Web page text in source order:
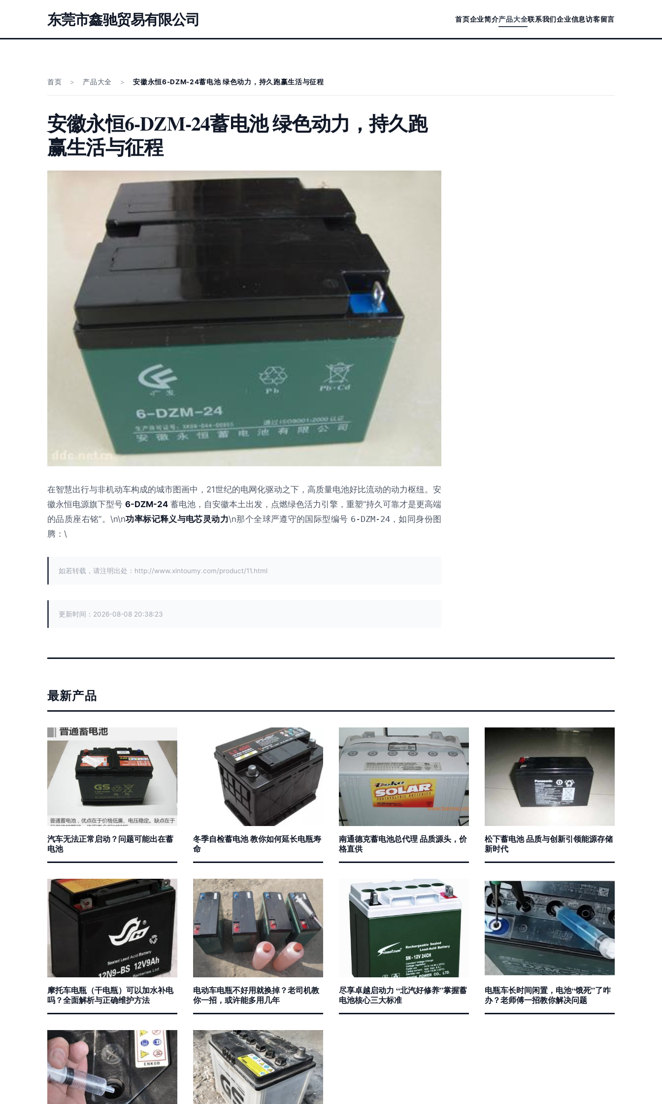
东莞市鑫驰贸易有限公司 首页企业简介产品大全联系我们企业信息访客留言
首页 > 产品大全 > 安徽永恒6-DZM-24蓄电池 绿色动力，持久跑赢生活与征程
安徽永恒6-DZM-24蓄电池 绿色动力，持久跑
赢生活与征程
在智慧出行与非机动车构成的城市图画中，21世纪的电网化驱动之下，高质量电池好比流动的动力枢纽。安
徽永恒电源旗下型号 6-DZM-24 蓄电池，自安徽本土出发，点燃绿色活力引擎，重塑“持久可靠才是更高端
的品质座右铭”。\n\n功率标记释义与电芯灵动力\n那个全球严遵守的国际型编号 6-DZM-24，如同身份图
腾：\
如若转载，请注明出处：http://www.xintoumy.com/product/11.html
更新时间：2026-08-08 20:38:23
最新产品
汽车无法正常启动？问题可能出在蓄
电池
冬季自检蓄电池 教你如何延长电瓶寿
命
南通德克蓄电池总代理 品质源头，价
格直供
松下蓄电池 品质与创新引领能源存储
新时代
摩托车电瓶（干电瓶）可以加水补电
吗？全面解析与正确维护方法
电动车电瓶不好用就换掉？老司机教
你一招，或许能多用几年
尽享卓越启动力 “北汽好修养”掌握蓄
电池核心三大标准
电瓶车长时间闲置，电池“饿死”了咋
办？老师傅一招教你解决问题